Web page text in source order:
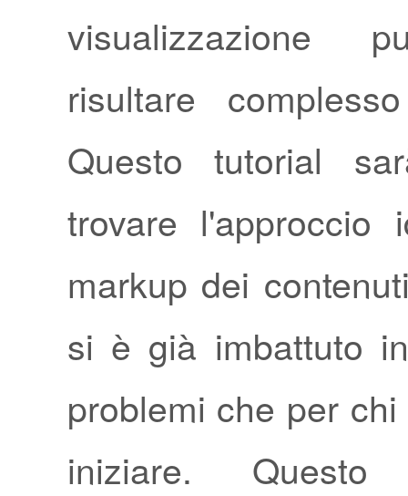
visualizzazione
risultare
Questo tutorial
trovare l'approccio
markup dei
si è già imbattuto
problemi che per
iniziare. Questo